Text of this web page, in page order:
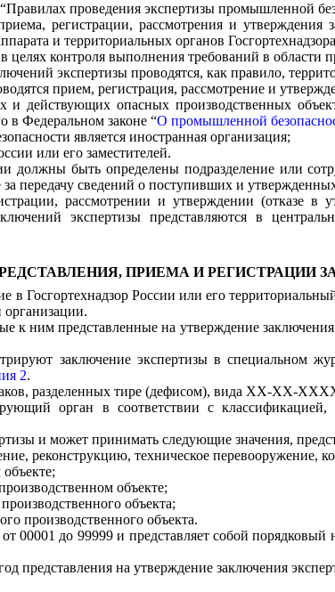
проведения экспертизы промышленной
регистрации, рассмотрения и
и территориальных органов
целях контроля выполнения требований в
экспертизы проводятся, как правило,
прием, регистрация, рассмотрение и
и действующих опасных производственных
в Федеральном законе “О промышленной
является иностранная организация;
или его заместителей.
должны быть определены подразделение или
передачу сведений о поступивших и
рассмотрении и утверждении (отказе в
экспертизы представляются в
ПРИЕМА И РЕГИСТРАЦИИ
в Госгортехнадзор России или его
организации.
к ним представленные на утверждение
заключение экспертизы в специальном
2.
разделенных тире (дефисом), вида ХХ-ХХ-
орган в соответствии с классификацией,
и может принимать следующие значения,
реконструкцию, техническое перевооружение,
объекте;
объекта;
производственного объекта.
00001 до 99999 и представляет собой
представления на утверждение заключения